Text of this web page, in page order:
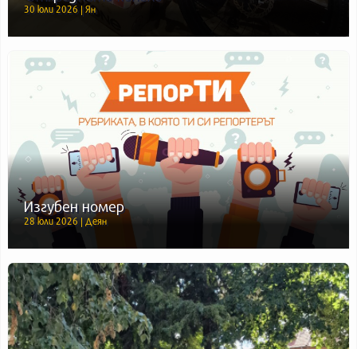
30 юли 2026 | Ян
Изгубен номер
28 юли 2026 | Деян